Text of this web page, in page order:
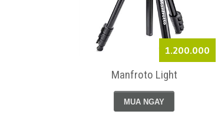
1.200.000
Manfroto Light
MUA NGAY